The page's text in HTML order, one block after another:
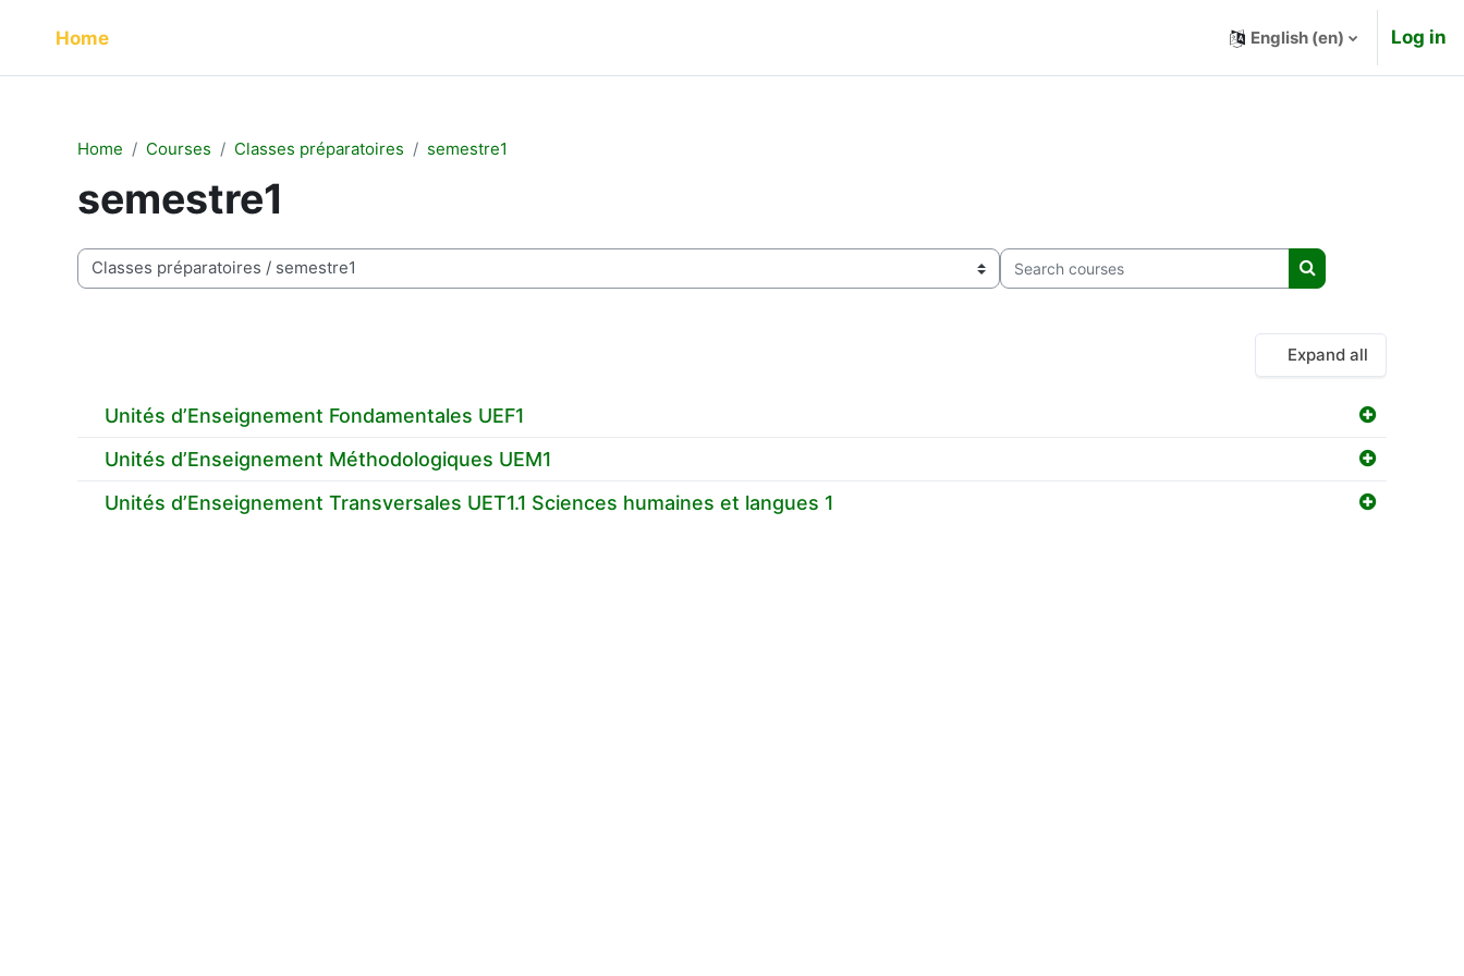
Home English ‎(en)‎ Log in
Home Courses Classes préparatoires semestre1
semestre1
Course categories
Search courses
Search courses
Expand all
Unités d’Enseignement Fondamentales UEF1
Unités d’Enseignement Méthodologiques UEM1
Unités d’Enseignement Transversales UET1.1 Sciences humaines et langues 1